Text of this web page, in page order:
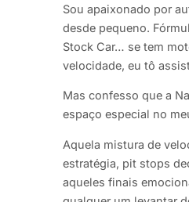
Sou apaixonado por
desde pequeno.
Stock Car… se tem
velocidade, eu tô
Mas confesso que a
espaço especial no
Aquela mistura de
estratégia, pit stops
aqueles finais